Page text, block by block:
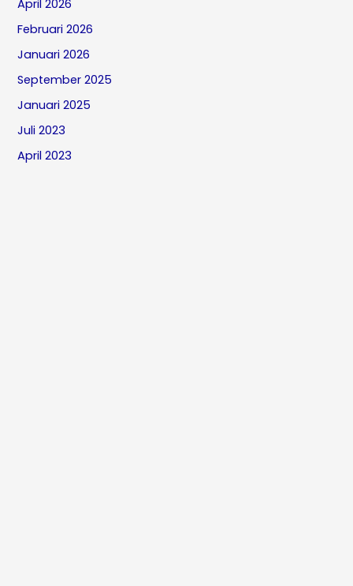
April 2026
Februari 2026
Januari 2026
September 2025
Januari 2025
Juli 2023
April 2023